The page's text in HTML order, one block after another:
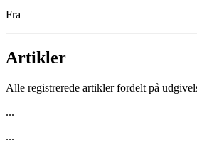
Fra
Artikler
Alle registrerede artikler fordelt på
...
...